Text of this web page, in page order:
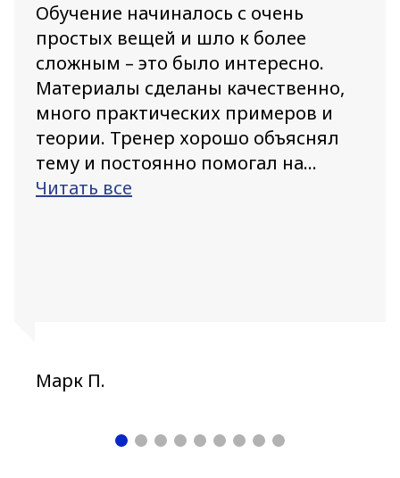
Обучение начиналось с очень
простых вещей и шло к более
сложным – это было интересно.
Материалы сделаны качественно,
много практических примеров и
теории. Тренер хорошо объяснял
тему и постоянно помогал на...
Читать все
Марк П.